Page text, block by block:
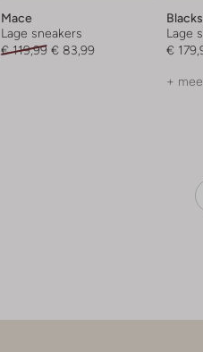
Mace
Lage sneakers
€ 119,99 € 83,99
Lage
€
+